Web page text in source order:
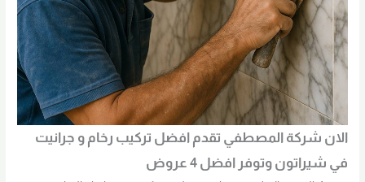
الان شركة المصطفي تقدم افضل تركيب رخام و جرانيت
في شيراتون وتوفر افضل 4 عروض